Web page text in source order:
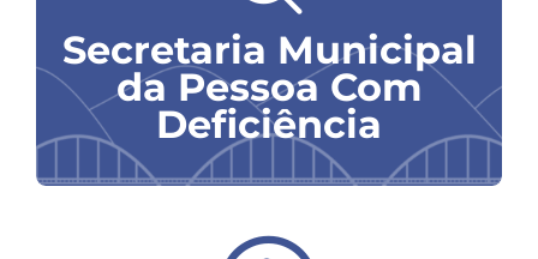
Secretaria Municipal
da Pessoa Com
Deficiência